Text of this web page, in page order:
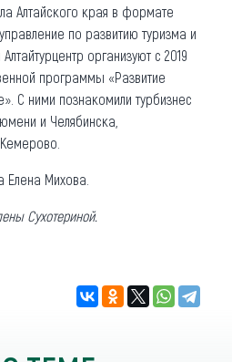
Алтайского края в формате
по развитию туризма и
организуют с 2019
программы «Развитие
С ними познакомили турбизнес
и Челябинска,
Елена Михова.
Сухотериной.